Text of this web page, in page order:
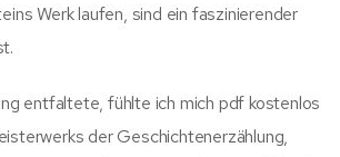
Werk laufen, sind ein faszinierender
entfaltete, fühlte ich mich pdf kostenlos
der Geschichtenerzählung,